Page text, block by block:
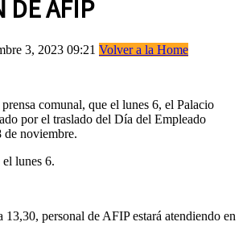
DE AFIP
3, 2023 09:21 Volver a la Home
comunal, que el lunes 6, el Palacio
por el traslado del Día del Empleado
de noviembre.
lunes 6.
13,30, personal de AFIP estará atendiendo en